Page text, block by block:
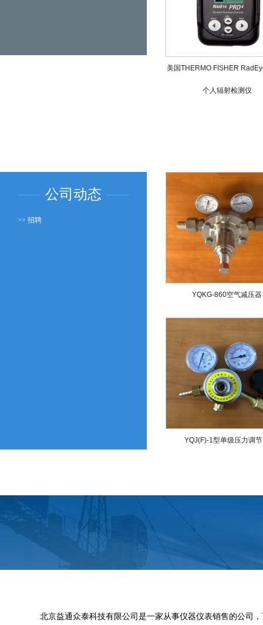
美国THERMO FISHER
个人辐射检测仪
公司动态
>> 招聘
YQKG-860空气减压器
YQJ(F)-1型单级压力调
北京益通众泰科技有限公司是一家从事仪器仪表销售的公司